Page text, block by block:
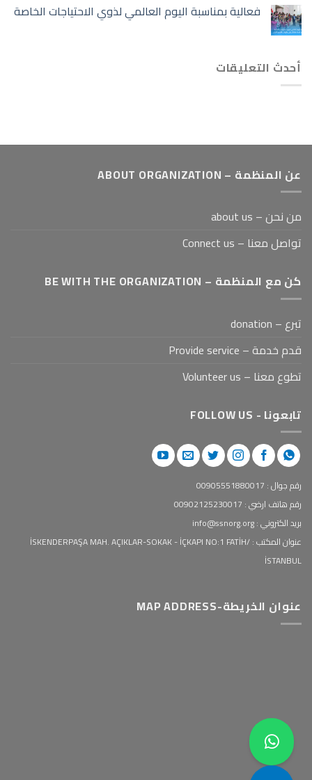
فعالية بمناسبة اليوم العالمي لذوي الاحتياجات الخاصة
أحدث التعليقات
عن المنظمة – ABOUT ORGANIZATION
من نحن – about us
تواصل معنا – Connect us
كن مع المنظمة – BE WITH THE ORGANIZATION
تبرع – donation
قدم خدمة – Provide service
تطوع معنا – Volunteer us
تابعونا - FOLLOW US
رقم جوال : 00905551880017
رقم هاتف ارضي : 00902125230017
بريد الكتروني : info@ssnorg.org
عنوان المكتب : İSKENDERPAŞA MAH. AÇIKLAR-SOKAK - İÇKAPI NO:1 FATİH/
İSTANBUL
عنوان الخريطة-MAP ADDRESS